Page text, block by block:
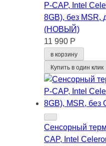
P-CAP, Intel
8GB), без MSR,
(НОВЫЙ)
11 990 Р
в корзину
Купить в один клик
Сенсорный
CAP, Intel